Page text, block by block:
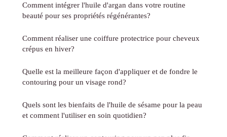
Comment intégrer l'huile d'argan dans votre routine
beauté pour ses propriétés régénérantes?
Comment réaliser une coiffure protectrice pour cheveux
crépus en hiver?
Quelle est la meilleure façon d'appliquer et de fondre le
contouring pour un visage rond?
Quels sont les bienfaits de l'huile de sésame pour la peau
et comment l'utiliser en soin quotidien?